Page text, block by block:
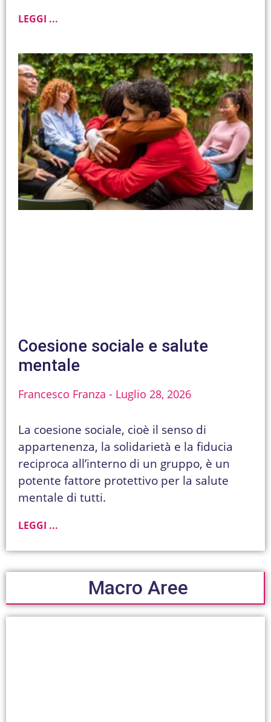
LEGGI ...
Coesione sociale e salute
mentale
Francesco Franza Luglio 28, 2026
La coesione sociale, cioè il senso di
appartenenza, la solidarietà e la fiducia
reciproca all’interno di un gruppo, è un
potente fattore protettivo per la salute
mentale di tutti.
LEGGI ...
Macro Aree